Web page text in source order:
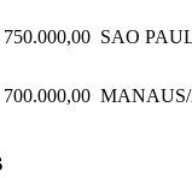
SAO
MANAUS/